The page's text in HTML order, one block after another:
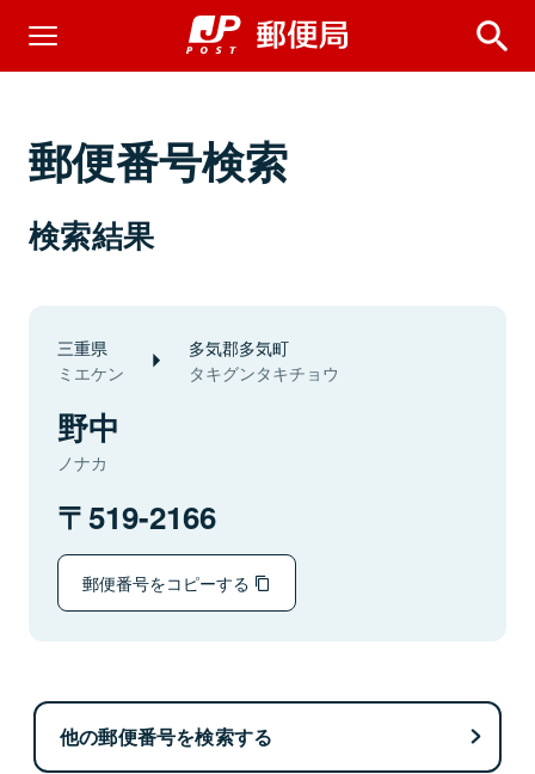
郵便番号検索
検索結果
三重県
ミエケン
多気郡多気町
タキグンタキチョウ
野中
ノナカ
519-2166
郵便番号をコピーする
他の郵便番号を検索する